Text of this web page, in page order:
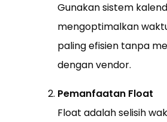
Gunakan sistem
mengoptimalkan
paling efisien tanpa
dengan vendor.
Pemanfaatan Float
Float adalah selisih